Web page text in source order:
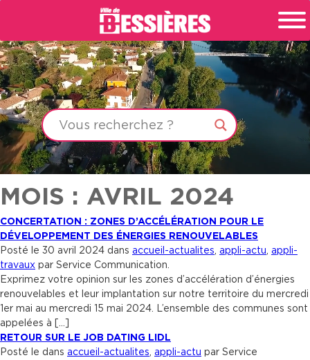
MOIS : AVRIL 2024
CONCERTATION : ZONES D’ACCÉLÉRATION POUR LE
DÉVELOPPEMENT DES ÉNERGIES RENOUVELABLES
Posté le 30 avril 2024 dans accueil-actualites appli-actu appli-
travaux par Service Communication.
Exprimez votre opinion sur les zones d’accélération d’énergies
renouvelables et leur implantation sur notre territoire du mercredi
1er mai au mercredi 15 mai 2024. L’ensemble des communes sont
appelées à […]
RETOUR SUR LE JOB DATING LIDL
Posté le dans accueil-actualites appli-actu par Service